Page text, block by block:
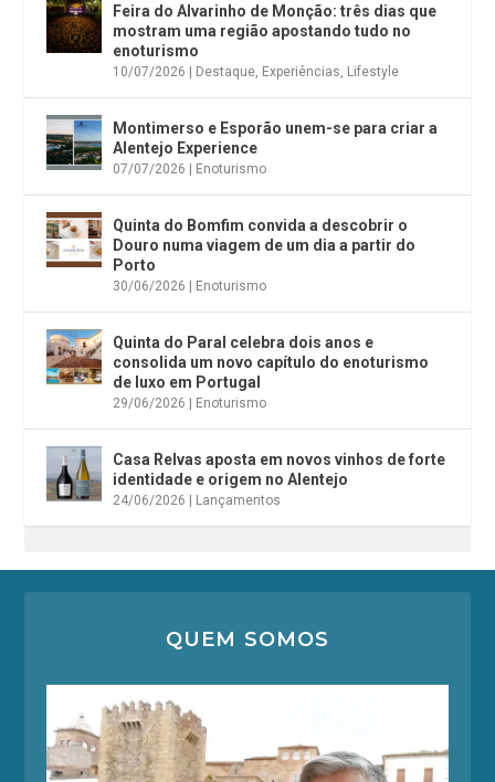
Feira do Alvarinho de Monção: três dias que
mostram uma região apostando tudo no
enoturismo
10/07/2026 | Destaque Experiências Lifestyle
Montimerso e Esporão unem-se para criar a
Alentejo Experience
07/07/2026 | Enoturismo
Quinta do Bomfim convida a descobrir o
Douro numa viagem de um dia a partir do
Porto
30/06/2026 | Enoturismo
Quinta do Paral celebra dois anos e
consolida um novo capítulo do enoturismo
de luxo em Portugal
29/06/2026 | Enoturismo
Casa Relvas aposta em novos vinhos de forte
identidade e origem no Alentejo
24/06/2026 | Lançamentos
QUEM SOMOS